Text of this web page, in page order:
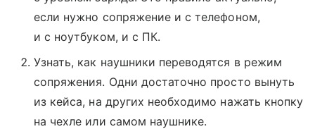
если нужно сопряжение и с телефоном,
и с ноутбуком, и с ПК.
Узнать, как наушники переводятся в режим
сопряжения. Одни достаточно просто вынуть
из кейса, на других необходимо нажать кнопку
на чехле или самом наушнике.